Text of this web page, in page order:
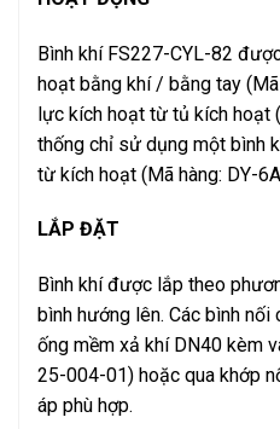
Bình khí FS227-CYL-82
hoạt bằng khí / bằng tay
lực kích hoạt từ tủ kích hoạt
thống chỉ sử dụng một bình
từ kích hoạt (Mã hàng: DY-
LẮP ĐẶT
Bình khí được lắp theo
bình hướng lên. Các bình
ống mềm xả khí DN40 kèm
25-004-01) hoặc qua khớp
áp phù hợp.